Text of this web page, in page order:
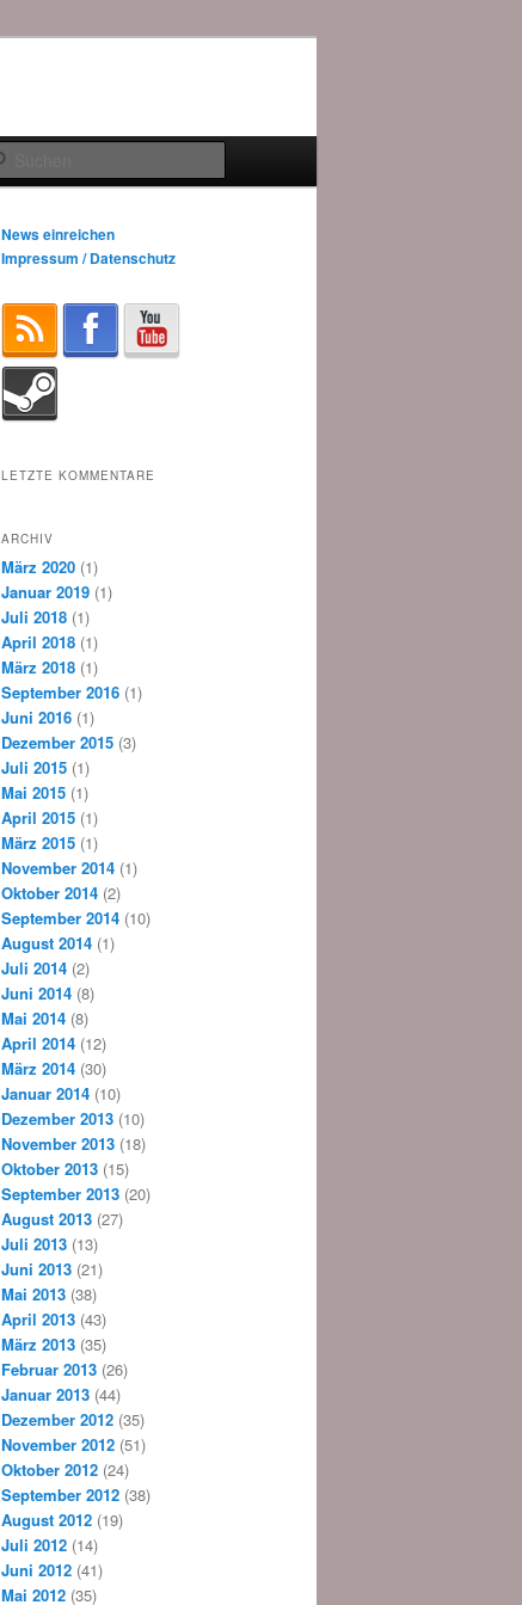
News einreichen
Impressum / Datenschutz
LETZTE KOMMENTARE
ARCHIV
März 2020 (1)
Januar 2019 (1)
Juli 2018 (1)
April 2018 (1)
März 2018 (1)
September 2016 (1)
Juni 2016 (1)
Dezember 2015 (3)
Juli 2015 (1)
Mai 2015 (1)
April 2015 (1)
März 2015 (1)
November 2014 (1)
Oktober 2014 (2)
September 2014 (10)
August 2014 (1)
Juli 2014 (2)
Juni 2014 (8)
Mai 2014 (8)
April 2014 (12)
März 2014 (30)
Januar 2014 (10)
Dezember 2013 (10)
November 2013 (18)
Oktober 2013 (15)
September 2013 (20)
August 2013 (27)
Juli 2013 (13)
Juni 2013 (21)
Mai 2013 (38)
April 2013 (43)
März 2013 (35)
Februar 2013 (26)
Januar 2013 (44)
Dezember 2012 (35)
November 2012 (51)
Oktober 2012 (24)
September 2012 (38)
August 2012 (19)
Juli 2012 (14)
Juni 2012 (41)
Mai 2012 (35)